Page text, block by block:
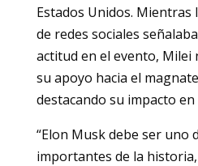
Estados Unidos. Mientras
de redes sociales
actitud en el evento, Milei
su apoyo hacia el
destacando su impacto
“Elon Musk debe ser uno
importantes de la